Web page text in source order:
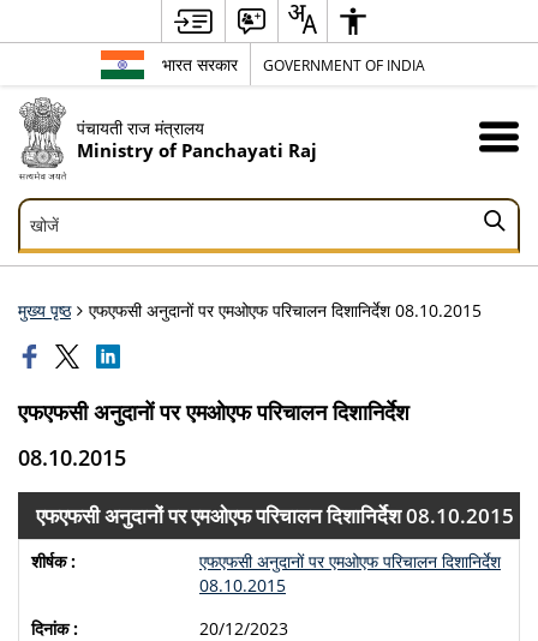
भारत सरकार GOVERNMENT OF INDIA
पंचायती राज मंत्रालय
Ministry of Panchayati Raj
खोजें
खोजें
मुख्य पृष्ठ एफएफसी अनुदानों पर एमओएफ परिचालन दिशानिर्देश 08.10.2015
एफएफसी अनुदानों पर एमओएफ परिचालन दिशानिर्देश
08.10.2015
एफएफसी अनुदानों पर एमओएफ परिचालन दिशानिर्देश 08.10.2015
एफएफसी अनुदानों पर एमओएफ परिचालन दिशानिर्देश
08.10.2015
20/12/2023